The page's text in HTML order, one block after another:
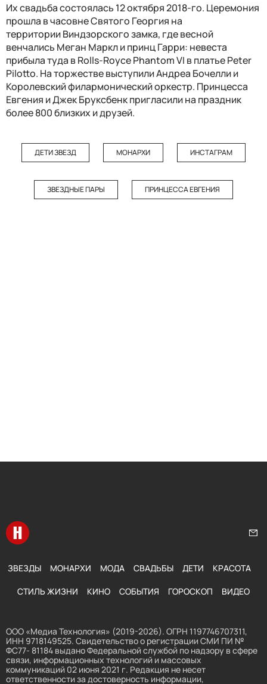
Их свадьба состоялась 12 октября 2018-го. Церемония
прошла в часовне Святого Георгия на
территории Виндзорского замка, где весной
венчались Меган Маркл и принц Гарри: невеста
прибыла туда в Rolls-Royce Phantom VI в платье Peter
Pilotto. На торжестве выступили Андреа Бочелли и
Королевский филармонический оркестр. Принцесса
Евгения и Джек Бруксбенк пригласили на праздник
более 800 близких и друзей.
ДЕТИ ЗВЕЗД МОНАРХИ ИНСТАГРАМ
ЗВЕЗДНЫЕ ПАРЫ ПРИНЦЕССА ЕВГЕНИЯ
Перейти на главную
ЗВЕЗДЫ МОНАРХИ МОДА СВАДЬБЫ ДЕТИ КРАСОТА
СТИЛЬ ЖИЗНИ КИНО СОБЫТИЯ ГОРОСКОП ВИДЕО
ООО «Медиа Технология» (2019-2026). ОГРН 1197746707311,
ИНН 9718149525. Свидетельство о регистрации СМИ ПИ №
ФС77- 81184 выдано Федеральной службой по надзору в сфере
связи, информационных технологий и массовых
коммуникаций 02 июня 2021 г. Редакция не несет
ответственности за достоверность информации,